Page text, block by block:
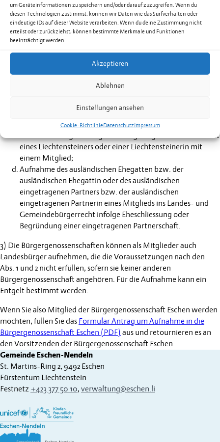
um Geräteinformationen zu speichern und/oder darauf zuzugreifen. Wenn du
diesen Technologien zustimmst, können wir Daten wie das Surfverhalten oder
eindeutige IDs auf dieser Website verarbeiten. Wenn du deine Zustimmung nicht
erteilst oder zurückziehst, können bestimmte Merkmale und Funktionen
beeinträchtigt werden.
Akzeptieren
Ablehnen
Einstellungen ansehen
Cookie-RichtlinieDatenschutzImpressum
Art. 3, Erwerb der Mitgliedschaft
2) Als Mitglieder werden über Antrag handlungsfähige
anderen Bürgergenossenschaft sind, unter einer der folgenden
Voraussetzungen aufgenommen:
Abstammung in direkter Linie von einem Mitglied oder
Annahme an Kindesstatt, wenn der Wahlvater oder die
Wahlmutter Mitglied ist;
Heirat oder Begründung einer eingetragenen Partnerschaft
eines Liechtensteiners oder einer Liechtensteinerin mit
einem Mitglied;
Aufnahme des ausländischen Ehegatten bzw. der
ausländischen Ehegattin oder des ausländischen
eingetragenen Partners bzw. der ausländischen
eingetragenen Partnerin eines Mitglieds ins Landes- und
Gemeindebürgerrecht infolge Eheschliessung oder
Begründung einer eingetragenen Partnerschaft.
3) Die Bürgergenossenschaften können als Mitglieder auch
Landesbürger aufnehmen, die die Voraussetzungen nach den
Abs. 1 und 2 nicht erfüllen, sofern sie keiner anderen
Bürgergenossenschaft angehören. Für die Aufnahme kann ein
Entgelt bestimmt werden.
Wenn Sie also Mitglied der Bürgergenossenschaft Eschen werden
möchten, füllen Sie das Formular Antrag um Aufnahme in die
Bürgergenossenschaft Eschen (PDF) aus und retournieren es an
den Vorsitzenden der Bürgergenossenschaft Eschen.
Gemeinde Eschen-Nendeln
St. Martins-Ring 2, 9492 Eschen
Fürstentum Liechtenstein
Festnetz +423 377 50 10, verwaltung@eschen.li